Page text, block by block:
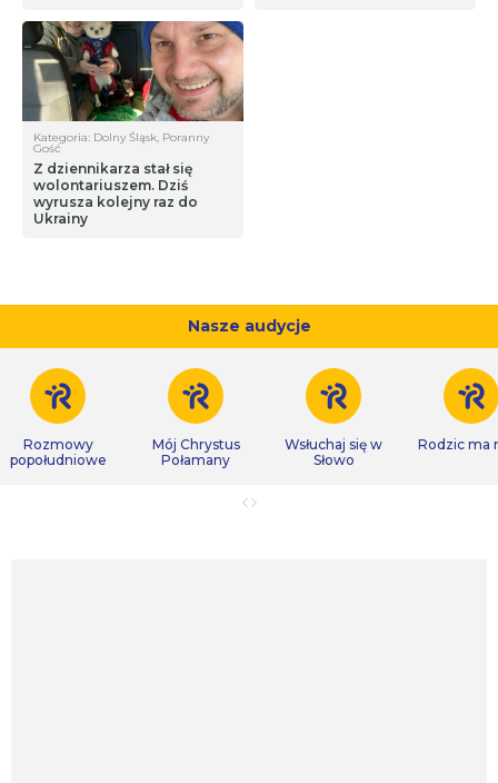
Kategoria: Dolny Śląsk, Poranny
Gość
Z dziennikarza stał się
wolontariuszem. Dziś
wyrusza kolejny raz do
Ukrainy
Nasze audycje
Rozmowy
popołudniowe
Mój Chrystus
Połamany
Wsłuchaj się w
Słowo
Rodzic ma